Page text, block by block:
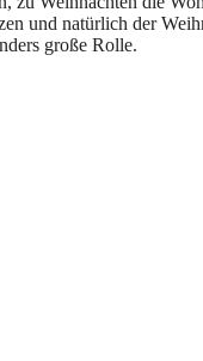
und natürlich der
große Rolle.